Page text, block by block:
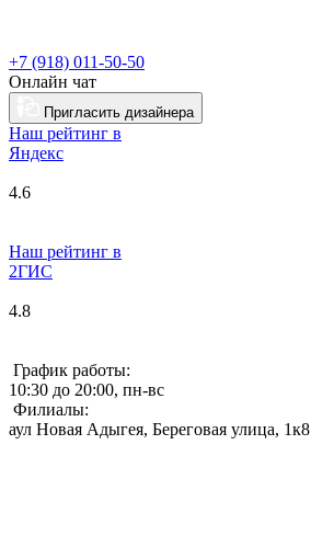
+7 (918) 011-50-50
Онлайн чат
Пригласить дизайнера
Наш рейтинг в
Яндекс
4.6
Наш рейтинг в
2ГИС
4.8
График работы:
10:30 до 20:00, пн-вс
Филиалы:
аул Новая Адыгея, Береговая улица, 1к8